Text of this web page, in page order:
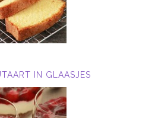
IN GLAASJES